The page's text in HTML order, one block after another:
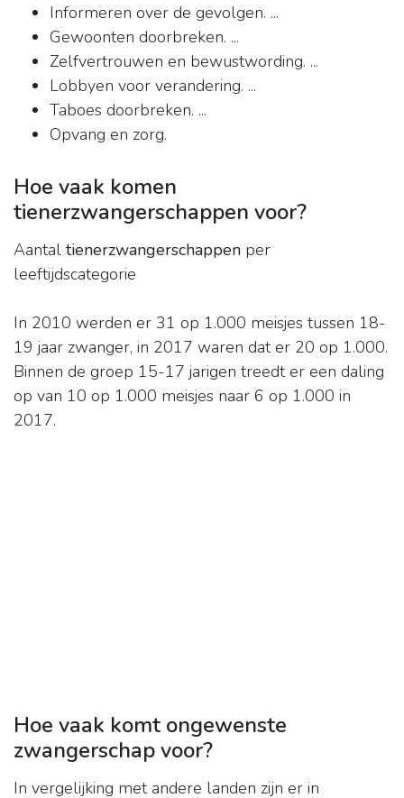
Informeren over de gevolgen. ...
Gewoonten doorbreken. ...
Zelfvertrouwen en bewustwording. ...
Lobbyen voor verandering. ...
Taboes doorbreken. ...
Opvang en zorg.
Hoe vaak komen
tienerzwangerschappen voor?
Aantal tienerzwangerschappen per
leeftijdscategorie
In 2010 werden er 31 op 1.000 meisjes tussen 18-
19 jaar zwanger, in 2017 waren dat er 20 op 1.000.
Binnen de groep 15-17 jarigen treedt er een daling
op van 10 op 1.000 meisjes naar 6 op 1.000 in
2017.
Hoe vaak komt ongewenste
zwangerschap voor?
In vergelijking met andere landen zijn er in